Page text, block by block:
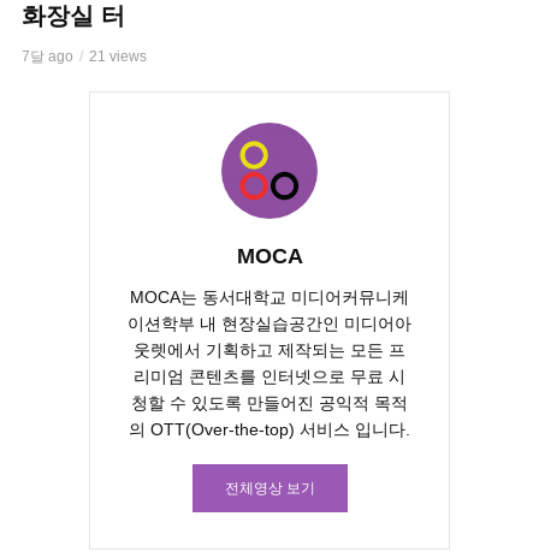
화장실 터
7달 ago 21 views
MOCA
MOCA는 동서대학교 미디어커뮤니케
이션학부 내 현장실습공간인 미디어아
웃렛에서 기획하고 제작되는 모든 프
리미엄 콘텐츠를 인터넷으로 무료 시
청할 수 있도록 만들어진 공익적 목적
의 OTT(Over-the-top) 서비스 입니다.
전체영상 보기